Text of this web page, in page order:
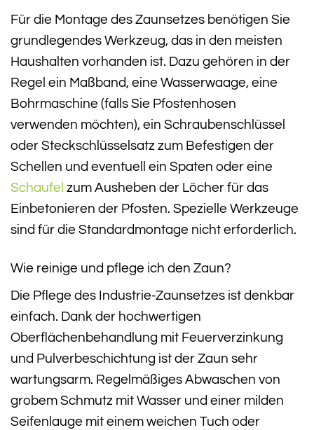
Für die Montage des Zaunsetzes benötigen Sie
grundlegendes Werkzeug, das in den meisten
Haushalten vorhanden ist. Dazu gehören in der
Regel ein Maßband, eine Wasserwaage, eine
Bohrmaschine (falls Sie Pfostenhosen
verwenden möchten), ein Schraubenschlüssel
oder Steckschlüsselsatz zum Befestigen der
Schellen und eventuell ein Spaten oder eine
Schaufel zum Ausheben der Löcher für das
Einbetonieren der Pfosten. Spezielle Werkzeuge
sind für die Standardmontage nicht erforderlich.
Wie reinige und pflege ich den Zaun?
Die Pflege des Industrie-Zaunsetzes ist denkbar
einfach. Dank der hochwertigen
Oberflächenbehandlung mit Feuerverzinkung
und Pulverbeschichtung ist der Zaun sehr
wartungsarm. Regelmäßiges Abwaschen von
grobem Schmutz mit Wasser und einer milden
Seifenlauge mit einem weichen Tuch oder